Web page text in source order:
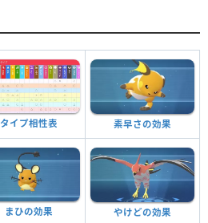
タイプ相性表 素早さの効果
まひの効果 やけどの効果